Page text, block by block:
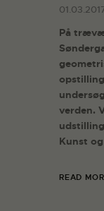
På
verden.
Kunst
READ